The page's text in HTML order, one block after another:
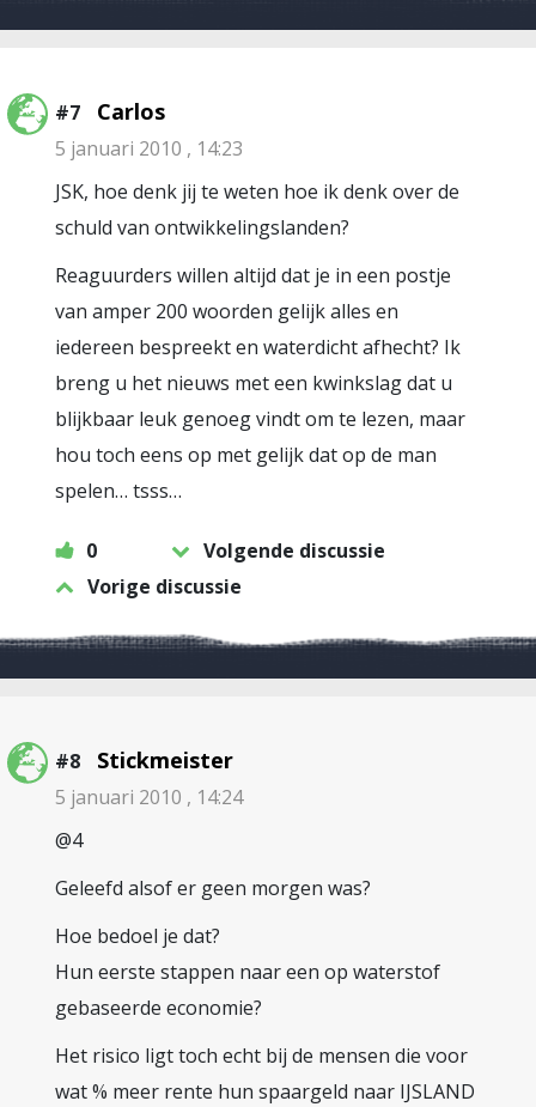
#7 Carlos
5 januari 2010 , 14:23
JSK, hoe denk jij te weten hoe ik denk over de
schuld van ontwikkelingslanden?
Reaguurders willen altijd dat je in een postje
van amper 200 woorden gelijk alles en
iedereen bespreekt en waterdicht afhecht? Ik
breng u het nieuws met een kwinkslag dat u
blijkbaar leuk genoeg vindt om te lezen, maar
hou toch eens op met gelijk dat op de man
spelen… tsss…
0
Volgende discussie
Vorige discussie
#8 Stickmeister
5 januari 2010 , 14:24
@4
Geleefd alsof er geen morgen was?
Hoe bedoel je dat?
Hun eerste stappen naar een op waterstof
gebaseerde economie?
Het risico ligt toch echt bij de mensen die voor
wat % meer rente hun spaargeld naar IJSLAND